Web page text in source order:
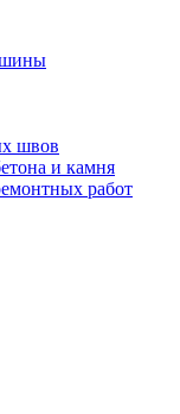
швов
и камня
работ